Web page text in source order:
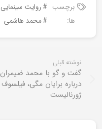
برچسب
ها:
روایت سینمایی
محمد هاشمی
نوشته قبلی
گفت و گو با محمد ضیمران
درباره برایان مگی، فیلسوف
ژورنالیست